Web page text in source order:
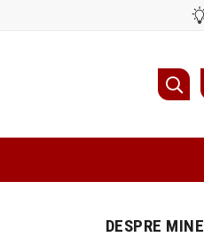
DESPRE MINE